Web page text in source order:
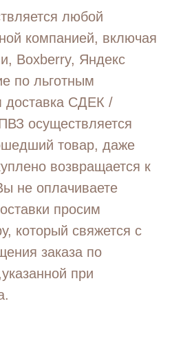
любой
компанией, включая
Boxberry, Яндекс
по льготным
доставка СДЕК /
осуществляется
товар, даже
возвращается к
не оплачиваете
просим
который свяжется с
заказа по
при